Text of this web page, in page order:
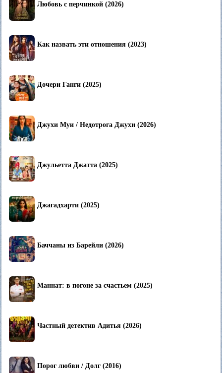
Любовь с перчинкой (2026)
Как назвать эти отношения (2023)
Дочери Ганги (2025)
Джухи Муи / Недотрога Джухи (2026)
Джульетта Джатта (2025)
Джагадхарти (2025)
Баччаны из Барейли (2026)
Маннат: в погоне за счастьем (2025)
Частный детектив Адитья (2026)
Порог любви / Долг (2016)